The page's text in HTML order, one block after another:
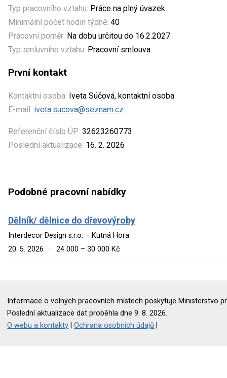
Typ pracovního vztahu: Práce na plný úvazek
Minimální počet hodin týdně: 40
Pracovní poměr: Na dobu určitou do 16.2.2027
Typ smluvního vztahu: Pracovní smlouva
První kontakt
Kontaktní osoba: Iveta Süčová, kontaktní osoba
E-mail: iveta.sucova@seznam.cz
Referenční číslo ÚP: 32623260773
Poslední aktualizace: 16. 2. 2026
Podobné pracovní nabídky
Dělník/ dělnice do dřevovýroby
Interdecor Design s.r.o. – Kutná Hora
20. 5. 2026
· 24 000 – 30 000 Kč
Informace o volných pracovních místech poskytuje Ministerstvo
Poslední aktualizace dat proběhla dne 9. 8. 2026.
O webu a kontakty |Ochrana osobních údajů